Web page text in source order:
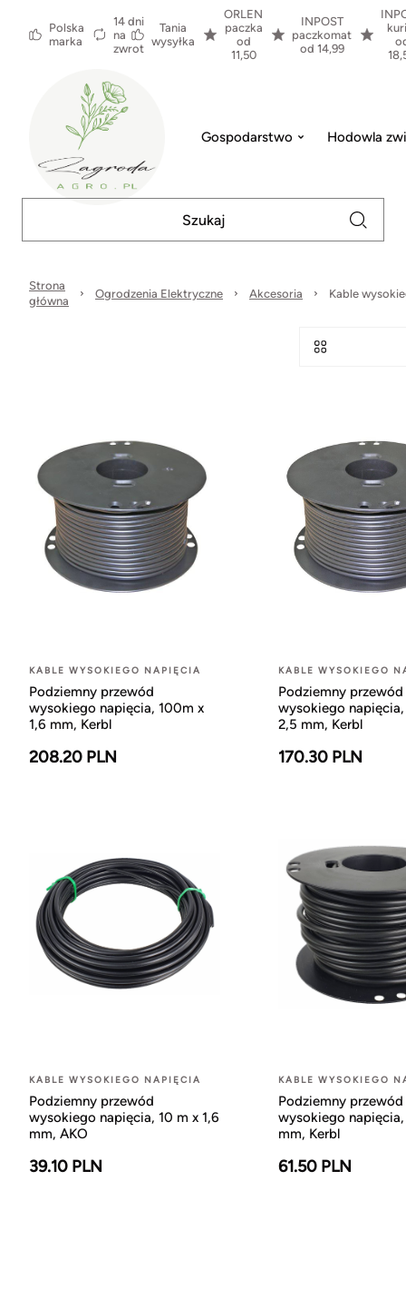
Polska
marka
14 dni
na
zwrot
Tania
wysyłka
ORLEN
paczka
od
11,50
INPOST
paczkomat
od 14,99
Gospodarstwo Hodowla
Strona
główna
Ogrodzenia Elektryczne Akcesoria Kable
KABLE WYSOKIEGO NAPIĘCIA
Podziemny przewód
wysokiego napięcia, 100m x
1,6 mm, Kerbl
208.20 PLN
KABLE WYSOKIEGO
Podziemny przewód
wysokiego
2,5 mm, Kerbl
170.30 PLN
KABLE WYSOKIEGO NAPIĘCIA
Podziemny przewód
wysokiego napięcia, 10 m x 1,6
mm, AKO
39.10 PLN
KABLE WYSOKIEGO
Podziemny przewód
wysokiego napięcia,
mm, Kerbl
61.50 PLN